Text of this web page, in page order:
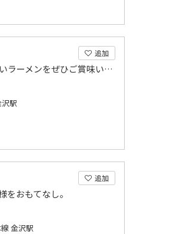
追加
ここ金澤にしかないこの一杯、濃厚で旨いラーメンをぜひご賞味いただければ幸いです。
駅
追加
おもてなし。
金沢駅